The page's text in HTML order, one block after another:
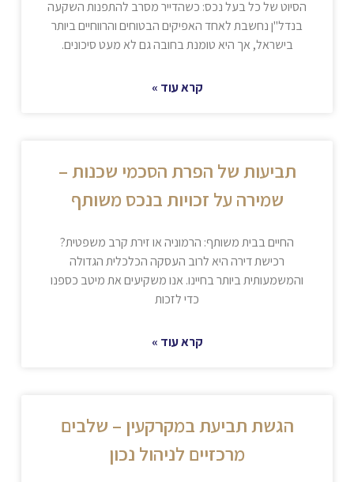
הסיוט של כל בעל נכס: כשהדייר מסרב להתפנות השקעה
בנדל"ן נחשבת לאחד האפיקים הבטוחים והרווחיים ביותר
בישראל, אך היא טומנת בחובה גם לא מעט סיכונים.
קרא עוד »
תביעות של הפרת הסכמי שכנות –
שמירה על זכויות בנכס משותף
החיים בבית משותף: הרמוניה או זירת קרב משפטית?
רכישת דירה היא לרוב העסקה הכלכלית הגדולה
והמשמעותית ביותר בחיינו. אנו משקיעים את מיטב כספנו
כדי לזכות
קרא עוד »
הגשת תביעת במקרקעין – שלבים
מרכזיים לניהול נכון